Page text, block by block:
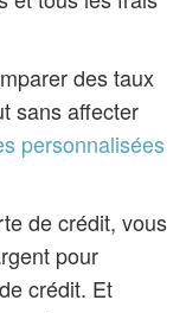
des taux
sans affecter
personnalisées
de crédit, vous
pour
crédit. Et